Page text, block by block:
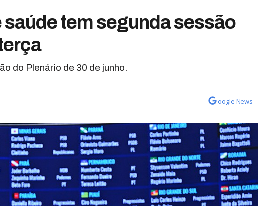
saúde tem segunda sessão
do Plenário de 30 de junho.
oogle News